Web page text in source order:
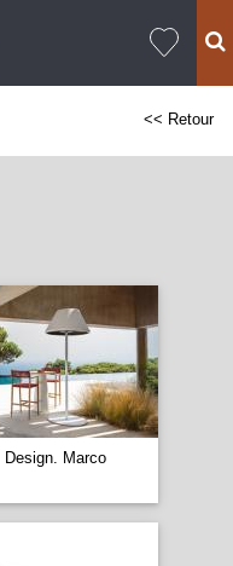
<< Retour
Design. Marco